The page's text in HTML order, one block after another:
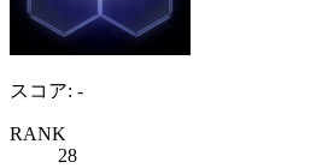
スコア: -
RANK
28